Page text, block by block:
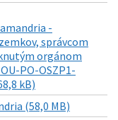
-
správcom
orgánom
PO-OSZP1-
kB)
(58,0 MB)